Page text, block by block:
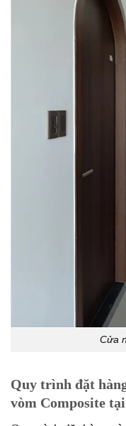
Cửa
Quy trình đặt
vòm Composite